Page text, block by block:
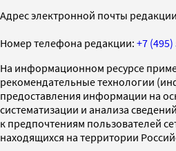
Адрес электронной почты
Номер телефона редакции: +7
На информационном ресурсе
рекомендательные технологии
предоставления информации на
систематизации и анализа
к предпочтениям пользователей
находящихся на территории